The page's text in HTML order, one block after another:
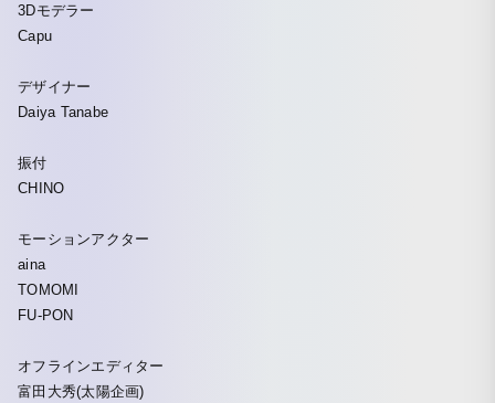
3Dモデラー
Capu
デザイナー
Daiya Tanabe
振付
CHINO
モーションアクター
aina
TOMOMI
FU-PON
オフラインエディター
富田大秀(太陽企画)